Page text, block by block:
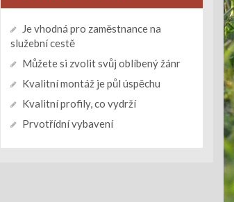
Je vhodná pro zaměstnance na
služební cestě
Můžete si zvolit svůj oblíbený žánr
Kvalitní montáž je půl úspěchu
Kvalitní profily, co vydrží
Prvotřídní vybavení